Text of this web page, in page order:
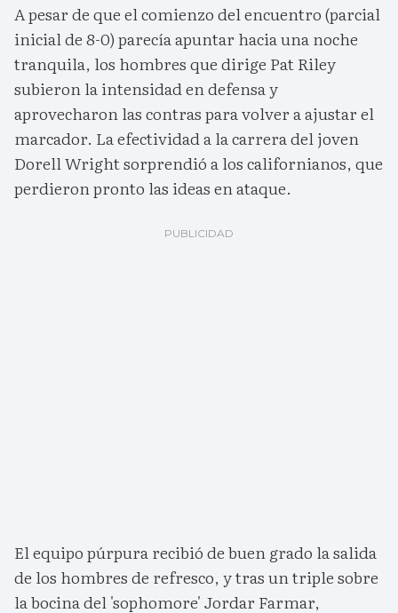
A pesar de que el comienzo del encuentro (parcial
inicial de 8-0) parecía apuntar hacia una noche
tranquila, los hombres que dirige Pat Riley
subieron la intensidad en defensa y
aprovecharon las contras para volver a ajustar el
marcador. La efectividad a la carrera del joven
Dorell Wright sorprendió a los californianos, que
perdieron pronto las ideas en ataque.
El equipo púrpura recibió de buen grado la salida
de los hombres de refresco, y tras un triple sobre
la bocina del 'sophomore' Jordar Farmar,